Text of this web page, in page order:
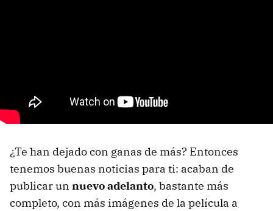
¿Te han dejado con ganas de más? Entonces
tenemos buenas noticias para ti: acaban de
publicar un nuevo adelanto, bastante más
completo, con más imágenes de la película a